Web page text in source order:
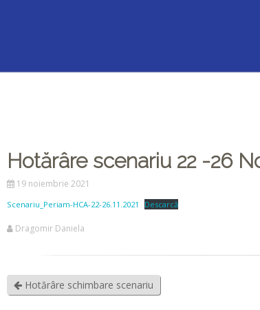
Hotărâre scenariu 22 -26
19 noiembrie 2021
Scenariu_Periam-HCA-22-26.11.2021 Descarcă
Dragomir Daniela
Hotărâre schimbare scenariu